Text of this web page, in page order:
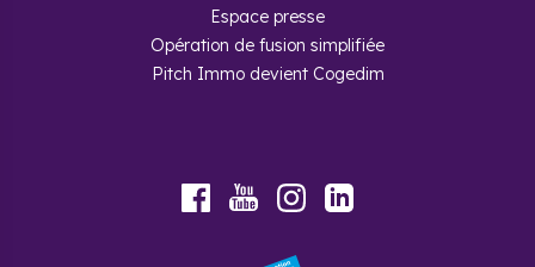
Espace presse
Opération de fusion simplifiée
Pitch Immo devient Cogedim
FacebookYoutubeInstagram